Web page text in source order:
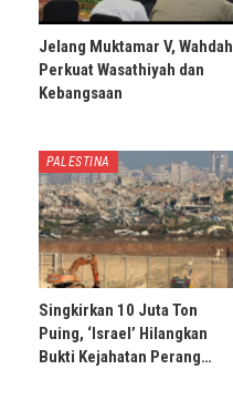
Jelang Muktamar V, Wahdah
Perkuat Wasathiyah dan
Kebangsaan
PALESTINA
Singkirkan 10 Juta Ton
Puing, ‘Israel’ Hilangkan
Bukti Kejahatan Perang…